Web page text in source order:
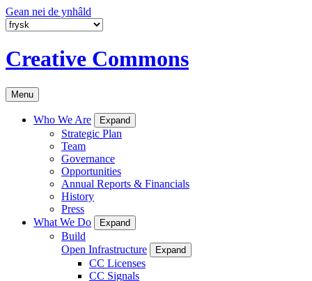
Gean nei de ynhâld
Creative Commons
Menu
Who We Are Expand
Strategic Plan
Team
Governance
Opportunities
Annual Reports & Financials
History
Press
What We Do
Expand
Build
Open Infrastructure
Expand
CC Licenses
CC Signals